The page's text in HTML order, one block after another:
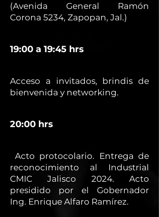
(Avenida General Ramón
Corona 5234, Zapopan, Jal.)
19:00 a 19:45 hrs
Acceso a invitados, brindis de
bienvenida y networking.
20:00 hrs
Acto protocolario. Entrega de
reconocimiento al Industrial
CMIC Jalisco 2024. Acto
presidido por el Gobernador
Ing. Enrique Alfaro Ramírez.